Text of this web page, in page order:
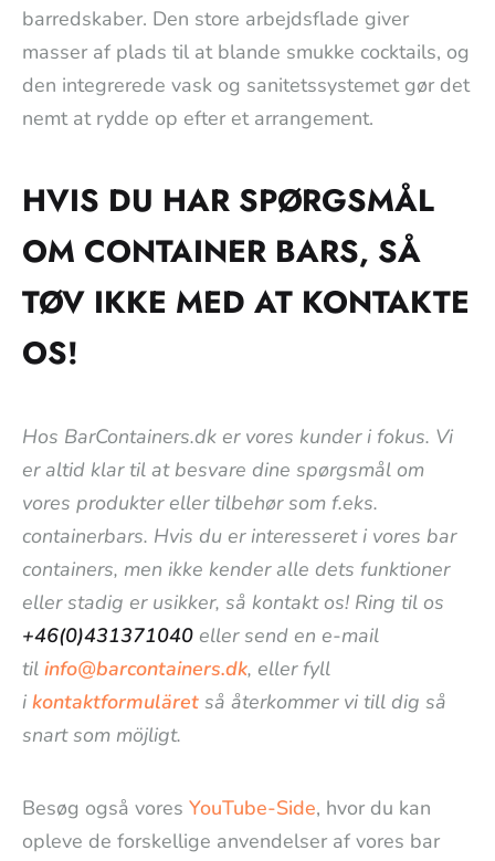
barredskaber. Den store arbejdsflade giver
masser af plads til at blande smukke cocktails, og
den integrerede vask og sanitetssystemet gør det
nemt at rydde op efter et arrangement.
HVIS DU HAR SPØRGSMÅL
OM CONTAINER BARS, SÅ
TØV IKKE MED AT KONTAKTE
OS!
Hos BarContainers.dk er vores kunder i fokus. Vi
er altid klar til at besvare dine spørgsmål om
vores produkter eller tilbehør som f.eks.
containerbars. Hvis du er interesseret i vores bar
containers, men ikke kender alle dets funktioner
eller stadig er usikker, så kontakt os! Ring til os
+46(0)431371040 eller send en e-mail
til info@barcontainers.dk, eller fyll
i kontaktformuläret så återkommer vi till dig så
snart som möjligt.
Besøg også vores YouTube-Side, hvor du kan
opleve de forskellige anvendelser af vores bar